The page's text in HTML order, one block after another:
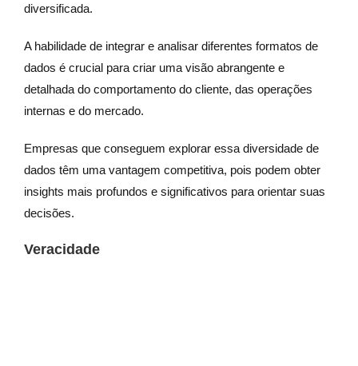
diversificada.
A habilidade de integrar e analisar diferentes formatos de
dados é crucial para criar uma visão abrangente e
detalhada do comportamento do cliente, das operações
internas e do mercado.
Empresas que conseguem explorar essa diversidade de
dados têm uma vantagem competitiva, pois podem obter
insights mais profundos e significativos para orientar suas
decisões.
Veracidade